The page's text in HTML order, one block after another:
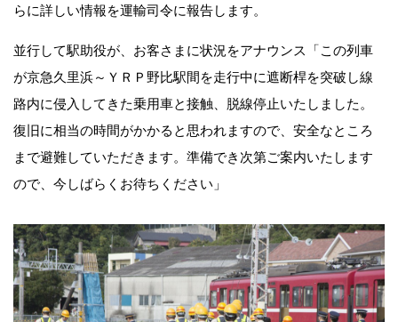
らに詳しい情報を運輸司令に報告します。
並行して駅助役が、お客さまに状況をアナウンス「この列車
が京急久里浜～ＹＲＰ野比駅間を走行中に遮断桿を突破し線
路内に侵入してきた乗用車と接触、脱線停止いたしました。
復旧に相当の時間がかかると思われますので、安全なところ
まで避難していただきます。準備でき次第ご案内いたします
ので、今しばらくお待ちください」